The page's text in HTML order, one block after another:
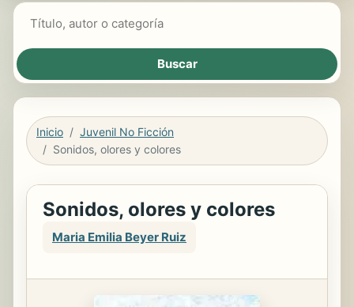
Inicio
Juvenil No Ficción
Sonidos, olores y colores
Sonidos, olores y colores
Maria Emilia Beyer Ruiz